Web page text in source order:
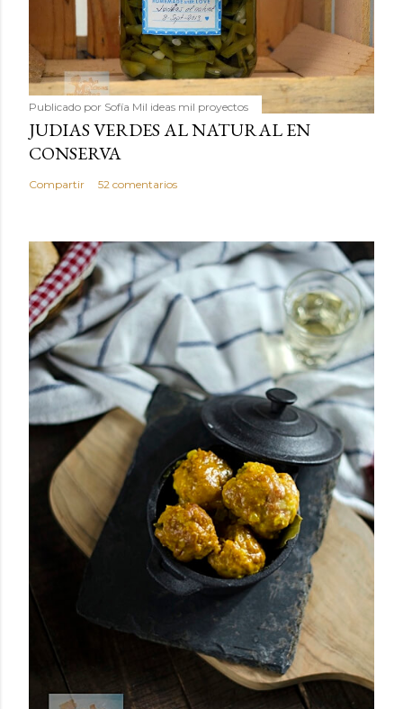
Publicado por Sofía Mil ideas mil proyectos
JUDIAS VERDES AL NATURAL EN
CONSERVA
Compartir 52 comentarios